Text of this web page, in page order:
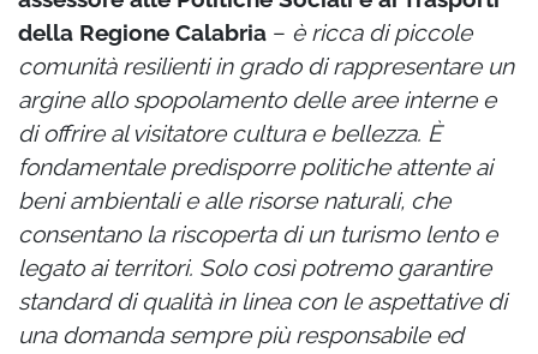
della Regione Calabria – è ricca di piccole
comunità resilienti in grado di rappresentare un
argine allo spopolamento delle aree interne e
di offrire al visitatore cultura e bellezza. È
fondamentale predisporre politiche attente ai
beni ambientali e alle risorse naturali, che
consentano la riscoperta di un turismo lento e
legato ai territori. Solo così potremo garantire
standard di qualità in linea con le aspettative di
una domanda sempre più responsabile ed